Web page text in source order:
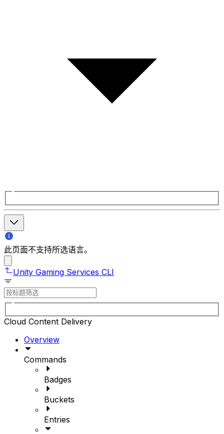
此页面不支持所选语言。
Unity Gaming Services CLI
Cloud Content Delivery
Overview
Commands
Badges
Buckets
Entries